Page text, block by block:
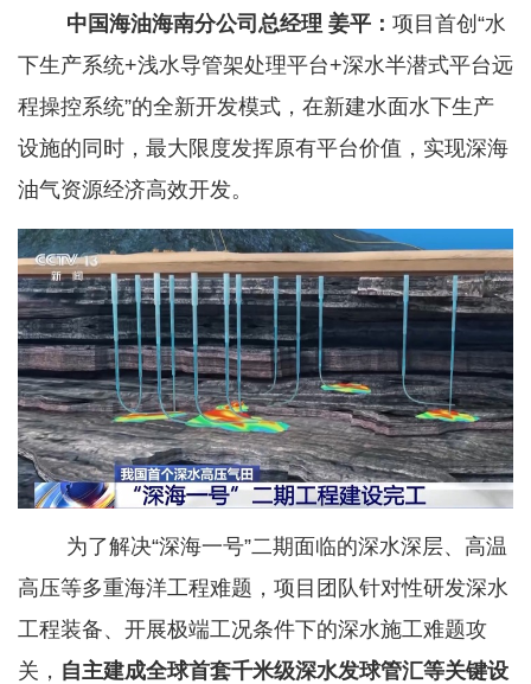
中国海油海南分公司总经理 姜平： 项目首创“水
下生产系统+浅水导管架处理平台+深水半潜式平台远
程操控系统”的全新开发模式，在新建水面水下生产
设施的同时，最大限度发挥原有平台价值，实现深海
油气资源经济高效开发。
为了解决“深海一号”二期面临的深水深层、高温
高压等多重海洋工程难题，项目团队针对性研发深水
工程装备、开展极端工况条件下的深水施工难题攻
关， 自主建成全球首套千米级深水发球管汇等关键设